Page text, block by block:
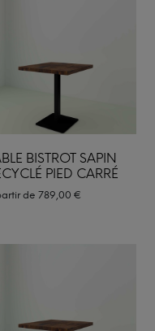
BISTROT SAPIN
PIED CARRÉ
de 789,00 €